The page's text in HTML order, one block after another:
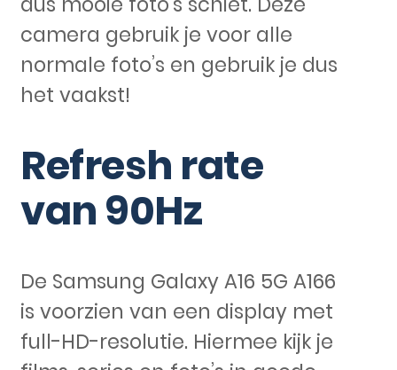
camera gebruik je voor alle
normale foto’s en gebruik je dus
het vaakst!
Refresh rate
van 90Hz
De Samsung Galaxy A16 5G A166
is voorzien van een display met
full-HD-resolutie. Hiermee kijk je